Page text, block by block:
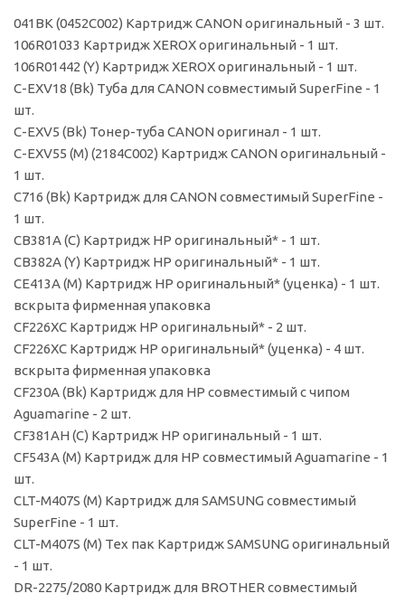
041BK (0452C002) Картридж CANON оригинальный - 3 шт.
106R01033 Картридж XEROX оригинальный - 1 шт.
106R01442 (Y) Картридж XEROX оригинальный - 1 шт.
C-EXV18 (Bk) Туба для CANON совместимый SuperFine - 1
шт.
C-EXV5 (Bk) Тонер-туба CANON оригинал - 1 шт.
C-EXV55 (M) (2184C002) Картридж CANON оригинальный -
1 шт.
C716 (Bk) Картридж для CANON совместимый SuperFine -
1 шт.
CB381A (C) Картридж HP оригинальный* - 1 шт.
CB382A (Y) Картридж HP оригинальный* - 1 шт.
CE413A (M) Картридж HP оригинальный* (уценка) - 1 шт.
вскрыта фирменная упаковка
CF226XC Картридж HP оригинальный* - 2 шт.
CF226XC Картридж HP оригинальный* (уценка) - 4 шт.
вскрыта фирменная упаковка
CF230A (Bk) Картридж для HP совместимый с чипом
Aguamarine - 2 шт.
CF381AH (C) Картридж HP оригинальный - 1 шт.
CF543A (M) Картридж для HP совместимый Aguamarine - 1
шт.
CLT-M407S (M) Картридж для SAMSUNG совместимый
SuperFine - 1 шт.
CLT-M407S (M) Тех пак Картридж SAMSUNG оригинальный
- 1 шт.
DR-2275/2080 Картридж для BROTHER совместимый